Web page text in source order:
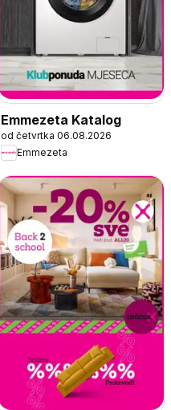
Emmezeta Katalog
od četvrtka 06.08.2026
Emmezeta